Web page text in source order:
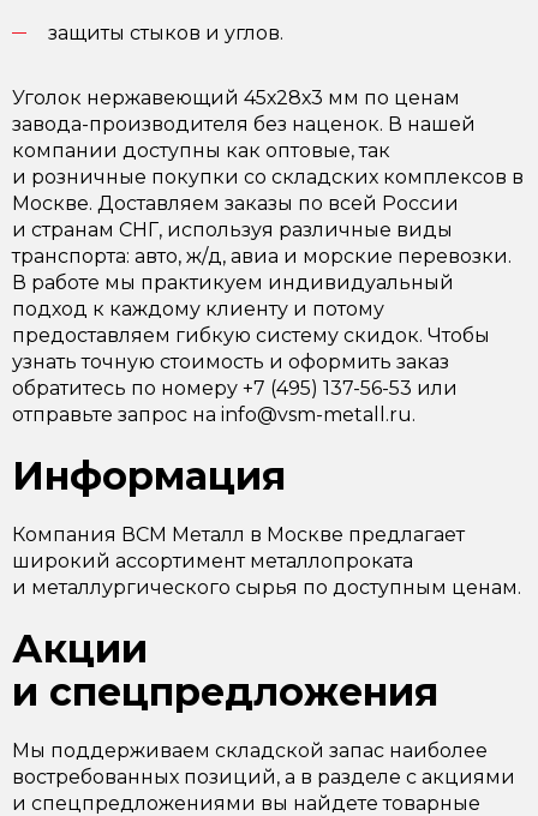
защиты стыков и углов.
Уголок нержавеющий 45х28х3 мм по ценам
завода-производителя без наценок. В нашей
компании доступны как оптовые, так
и розничные покупки со складских комплексов в
Москве. Доставляем заказы по всей России
и странам СНГ, используя различные виды
транспорта: авто, ж/д, авиа и морские перевозки.
В работе мы практикуем индивидуальный
подход к каждому клиенту и потому
предоставляем гибкую систему скидок. Чтобы
узнать точную стоимость и оформить заказ
обратитесь по номеру +7 (495) 137-56-53 или
отправьте запрос на info@vsm-metall.ru.
Информация
Компания ВСМ Металл в Москве предлагает
широкий ассортимент металлопроката
и металлургического сырья по доступным ценам.
Акции
и спецпредложения
Мы поддерживаем складской запас наиболее
востребованных позиций, а в разделе с акциями
и спецпредложениями вы найдете товарные